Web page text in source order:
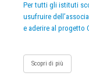
Per tutti gli istituti
usufruire
e aderire al progetto
Scopri di più